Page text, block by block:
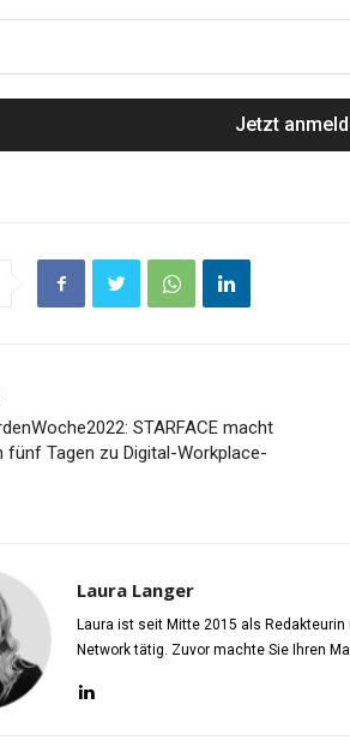
STARFACE macht
fünf Tagen zu Digital-Workplace-
Laura Langer
Laura ist seit Mitte 2015 als
Network tätig. Zuvor machte Sie Ihren